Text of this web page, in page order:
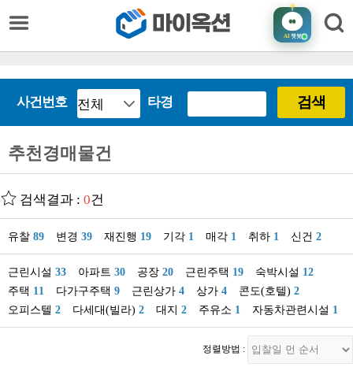
AI챗봇
사건번호 타경 검색
추천경매물건
검색결과 : 0건
유찰 89 변경 39 재진행 19 기각 1 매각 1 취하 1 신건 2
근린시설 33 아파트 30 공장 20 근린주택 19 숙박시설 12
주택 11 다가구주택 9 근린상가 4 상가 4 콘도(호텔) 2
오피스텔 2 다세대(빌라) 2 대지 2 주유소 1 자동차관련시설 1
정렬방법 :